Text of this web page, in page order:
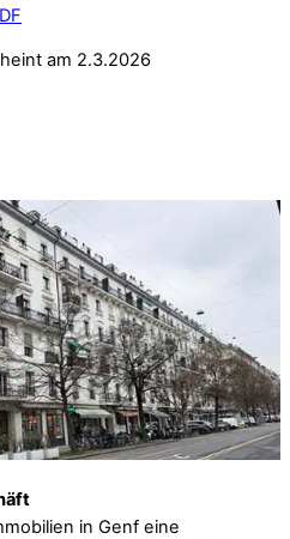
am 2.3.2026
in Genf eine